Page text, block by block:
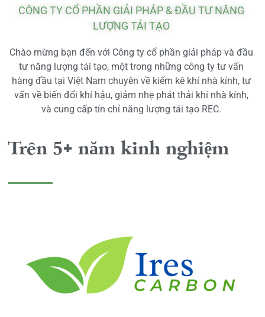
CÔNG TY CỔ PHẦN GIẢI PHÁP & ĐẦU TƯ NĂNG
LƯỢNG TÁI TẠO
Chào mừng bạn đến với Công ty cổ phần giải pháp và đầu
tư năng lượng tái tạo, một trong những công ty tư vấn
hàng đầu tại Việt Nam chuyên về kiểm kê khí nhà kính, tư
vấn về biến đổi khí hậu, giảm nhẹ phát thải khí nhà kính,
và cung cấp tín chỉ năng lượng tái tạo REC.
Trên 5+ năm kinh nghiệm